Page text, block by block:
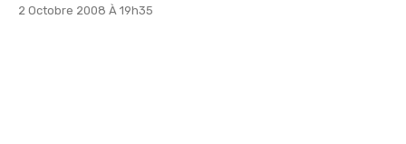
2 Octobre 2008 À 19h35